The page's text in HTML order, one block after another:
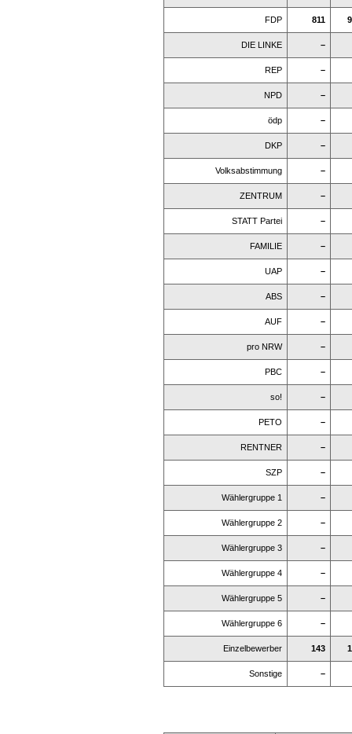
FDP 811
DIE LINKE –
REP –
NPD –
ödp –
DKP –
Volksabstimmung –
ZENTRUM –
STATT Partei –
FAMILIE –
UAP –
ABS –
AUF –
pro NRW –
PBC –
so! –
PETO –
RENTNER –
SZP –
Wählergruppe 1 –
Wählergruppe 2 –
Wählergruppe 3 –
Wählergruppe 4 –
Wählergruppe 5 –
Wählergruppe 6 –
Einzelbewerber 143
Sonstige –